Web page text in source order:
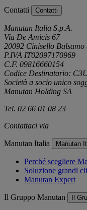
Contatti Contatti
Manutan Italia S.p.A.
Via De Amicis 67
20092 Cinisello Balsamo
P.IVA IT02097170969
C.F. 09816660154
Codice Destinatario:
Società a socio unico
Manutan Holding SA
Tel. 02 66 01 08 23
Contattaci via
Manutan Italia Manutan
Perché scegliere
Soluzione grandi
Manutan Expert
Il Gruppo Manutan Il